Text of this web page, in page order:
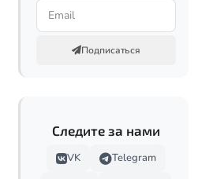
Подписаться
Следите за нами
VK
Telegram